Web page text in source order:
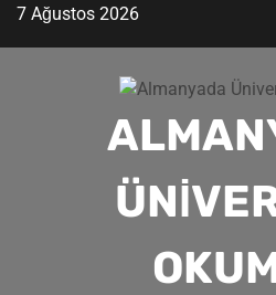
Skip7 Ağustos 2026